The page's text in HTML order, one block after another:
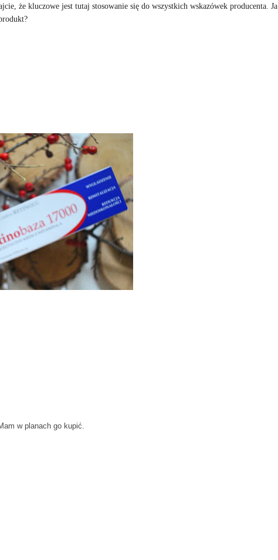
że kluczowe jest tutaj stosowanie się do wszystkich wskazówek producenta. Ja
w planach go kupić.